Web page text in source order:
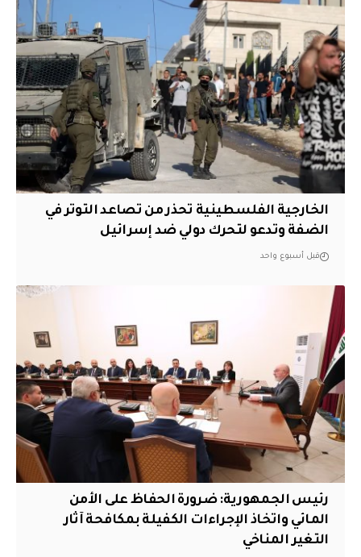
الخارجية الفلسطينية تحذر من تصاعد التوتر في
الضفة وتدعو لتحرك دولي ضد إسرائيل
قبل أسبوع واحد
رئيس الجمهورية: ضرورة الحفاظ على الأمن
المائي واتخاذ الإجراءات الكفيلة بمكافحة آثار
التغير المناخي